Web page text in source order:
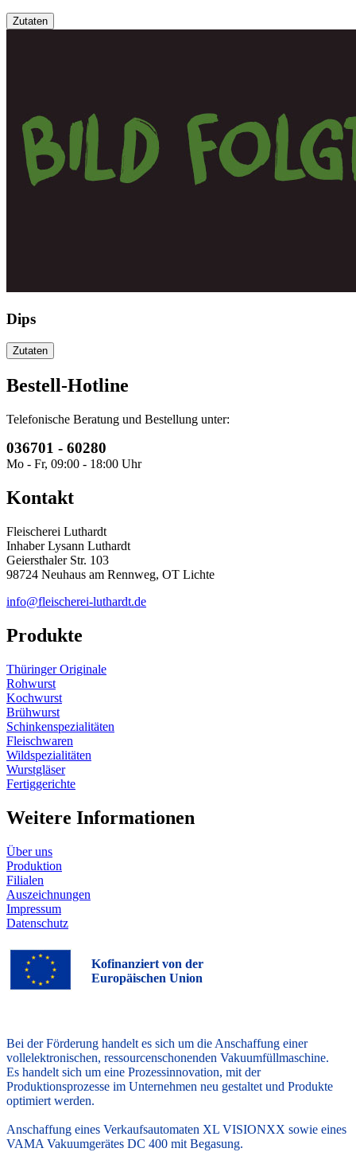
Zutaten
Dips
Zutaten
Bestell-Hotline
Telefonische Beratung und Bestellung unter:
036701 - 60280
Mo - Fr, 09:00 - 18:00 Uhr
Kontakt
Fleischerei Luthardt
Inhaber Lysann Luthardt
Geiersthaler Str. 103
98724 Neuhaus am Rennweg, OT Lichte
info@fleischerei-luthardt.de
Produkte
Thüringer Originale
Rohwurst
Kochwurst
Brühwurst
Schinkenspezialitäten
Fleischwaren
Wildspezialitäten
Wurstgläser
Fertiggerichte
Weitere Informationen
Über uns
Produktion
Filialen
Auszeichnungen
Impressum
Datenschutz
Kofinanziert von der
Europäischen Union
Bei der Förderung handelt es sich um die Anschaffung einer
vollelektronischen, ressourcenschonenden Vakuumfüllmaschine.
Es handelt sich um eine Prozessinnovation, mit der
Produktionsprozesse im Unternehmen neu gestaltet und Produkte
optimiert werden.
Anschaffung eines Verkaufsautomaten XL VISIONXX sowie eines
VAMA Vakuumgerätes DC 400 mit Begasung.